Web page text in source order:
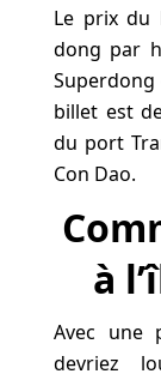
Le prix du
dong par
Superdong
billet est
du port
Con Dao.
à
Avec une
devriez